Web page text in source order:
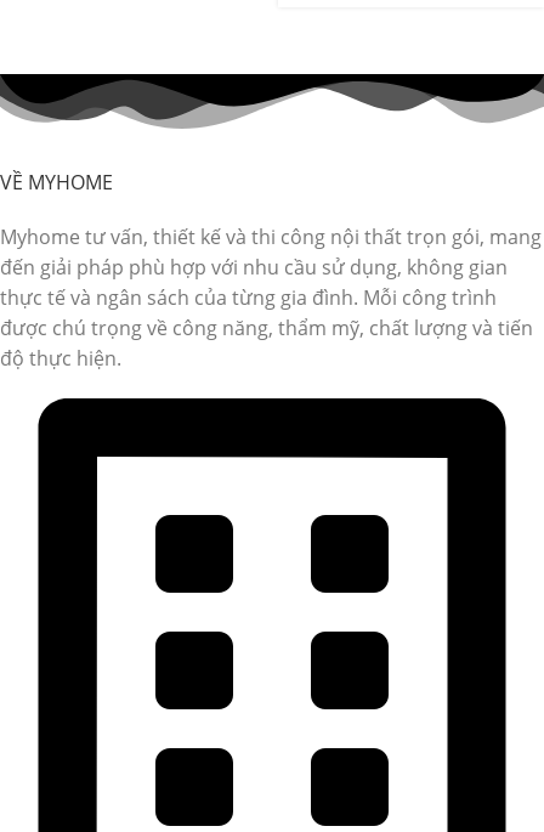
VỀ MYHOME
Myhome tư vấn, thiết kế và thi công nội thất trọn gói, mang
đến giải pháp phù hợp với nhu cầu sử dụng, không gian
thực tế và ngân sách của từng gia đình. Mỗi công trình
được chú trọng về công năng, thẩm mỹ, chất lượng và tiến
độ thực hiện.